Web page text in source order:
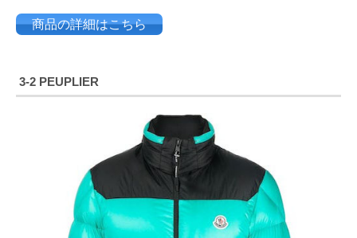
商品の詳細はこちら
3-2 PEUPLIER